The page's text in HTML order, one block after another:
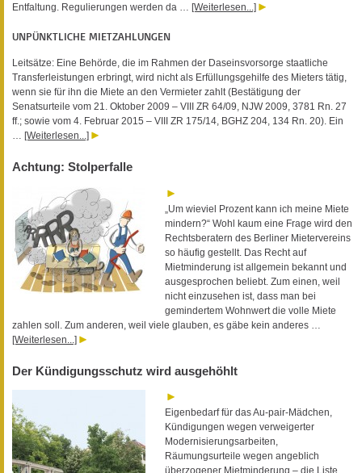
Entfaltung. Regulierungen werden da … [Weiterlesen...]
UNPÜNKTLICHE MIETZAHLUNGEN
Leitsätze: Eine Behörde, die im Rahmen der Daseinsvorsorge staatliche
Transferleistungen erbringt, wird nicht als Erfüllungsgehilfe des Mieters tätig,
wenn sie für ihn die Miete an den Vermieter zahlt (Bestätigung der
Senatsurteile vom 21. Oktober 2009 – VIII ZR 64/09, NJW 2009, 3781 Rn. 27
ff.; sowie vom 4. Februar 2015 – VIII ZR 175/14, BGHZ 204, 134 Rn. 20). Ein
… [Weiterlesen...]
Achtung: Stolperfalle
„Um wieviel Prozent kann ich meine Miete
mindern?“ Wohl kaum eine Frage wird den
Rechtsberatern des Berliner Mietervereins
so häufig gestellt. Das Recht auf
Mietminderung ist allgemein bekannt und
ausgesprochen beliebt. Zum einen, weil
nicht einzusehen ist, dass man bei
gemindertem Wohnwert die volle Miete
zahlen soll. Zum anderen, weil viele glauben, es gäbe kein anderes …
[Weiterlesen...]
Der Kündigungsschutz wird ausgehöhlt
Eigenbedarf für das Au-pair-Mädchen,
Kündigungen wegen verweigerter
Modernisierungsarbeiten,
Räumungsurteile wegen angeblich